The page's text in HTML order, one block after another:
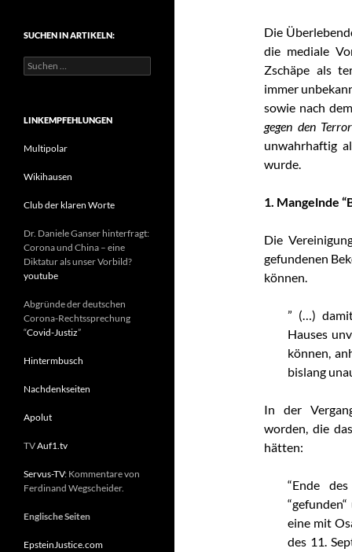
Die
die mediale
Zschäpe als
immer
sowie nach
gegen den
unwahrhaftig
wurde.
1. Mangelnde
Die
gefundenen
können.
” (…)
Hauses
können,
bislang
In der
worden, die
hätten:
“Ende
eine mit
des 11.
g
SUCHEN IN ARTIKELN:
S
u
e
n
c
:
LINKEMPFEHLUNGEN
Multipolar
Wikihausen
Club der klaren Worte
Dr. Daniele Ganser hinterfragt:
Corona und China – eine
Diktatur als unser Vorbild?
youtube
Abgründe der deutschen
Corona-Rechtssprechung
“Covid-Justiz”
Hintermbusch
Nachdenkseiten
Apolut
TVAuf1.tv
Servus-TV: Kommentare von
Ferdinand Wegscheider.
Englische Seiten
EpsteinJustice.com